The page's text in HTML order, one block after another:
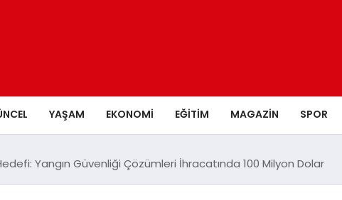
YAŞAM EKONOMI EĞITIM MAGAZIN SPOR
Yangın Güvenliği Çözümleri İhracatında 100 Milyon Dolar